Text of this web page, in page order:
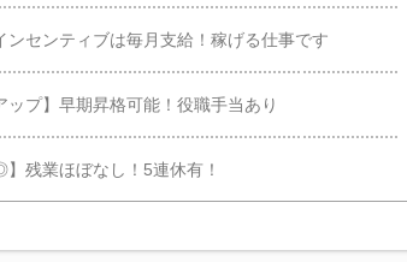
ンセンティブは毎月支給！稼げる仕事です
ップ】早期昇格可能！役職手当あり
】残業ほぼなし！5連休有！